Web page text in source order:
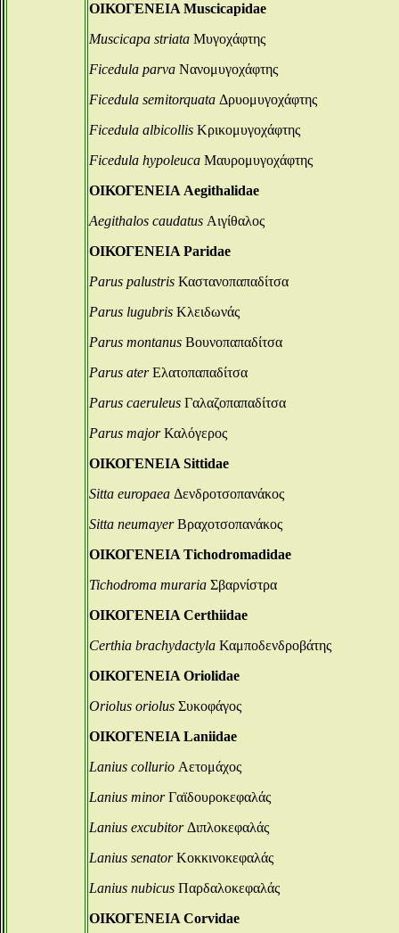
ΟΙΚΟΓΕΝΕΙΑ Muscicapidae
Muscicapa striata Μυγοχάφτης
Ficedula parva Νανομυγοχάφτης
Ficedula semitorquata Δρυομυγοχάφτης
Ficedula albicollis Κρικομυγοχάφτης
Ficedula hypoleuca Μαυρομυγοχάφτης
ΟΙΚΟΓΕΝΕΙΑ Aegithalidae
Aegithalos caudatus Αιγίθαλος
ΟΙΚΟΓΕΝΕΙΑ Paridae
Parus palustris Καστανοπαπαδίτσα
Parus lugubris Κλειδωνάς
Parus montanus Βουνοπαπαδίτσα
Parus aterΕλατοπαπαδίτσα
Parus caeruleus Γαλαζοπαπαδίτσα
Parus majorΚαλόγερος
ΟΙΚΟΓΕΝΕΙΑ Sittidae
Sitta europaea Δενδροτσοπανάκος
Sitta neumayerΒραχοτσοπανάκος
ΟΙΚΟΓΕΝΕΙΑ Tichodromadidae
Tichodroma muraria Σβαρνίστρα
ΟΙΚΟΓΕΝΕΙΑ Certhiidae
Certhia brachydactyla Καμποδενδροβάτης
ΟΙΚΟΓΕΝΕΙΑ Oriolidae
Oriolus oriolus Συκοφάγος
ΟΙΚΟΓΕΝΕΙΑ Laniidae
Lanius collurio Αετομάχος
Lanius minorΓαϊδουροκεφαλάς
Lanius excubitorΔιπλοκεφαλάς
Lanius senatorΚοκκινοκεφαλάς
Lanius nubicus Παρδαλοκεφαλάς
ΟΙΚΟΓΕΝΕΙΑ Corvidae